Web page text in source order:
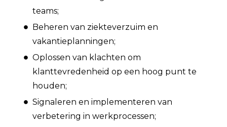
teams;
Beheren van ziekteverzuim en
vakantieplanningen;
Oplossen van klachten om
klanttevredenheid op een hoog punt te
houden;
Signaleren en implementeren van
verbetering in werkprocessen;